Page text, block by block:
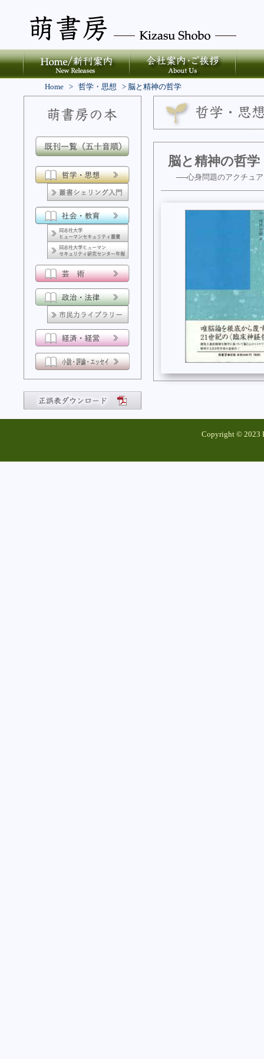
Home > 哲学・思想 > 脳と精神の哲学
脳と精神の哲学
──心身問題のアクチュ
Copyright © 2023